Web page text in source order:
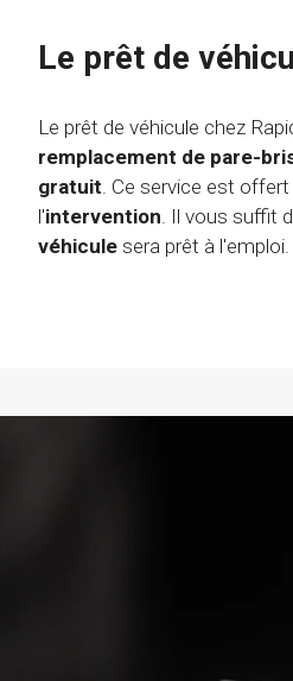
Le prêt de
Le prêt de véhicule chez
remplacement de pare-
gratuit. Ce service est
l'intervention. Il vous suffit
véhicule sera prêt à